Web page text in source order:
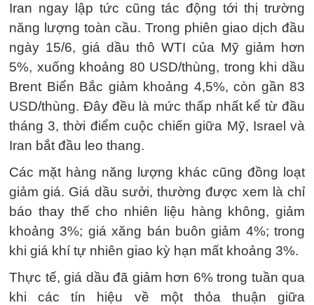
Iran ngay lập tức cũng tác động tới thị trường
năng lượng toàn cầu. Trong phiên giao dịch đầu
ngày 15/6, giá dầu thô WTI của Mỹ giảm hơn
5%, xuống khoảng 80 USD/thùng, trong khi dầu
Brent Biển Bắc giảm khoảng 4,5%, còn gần 83
USD/thùng. Đây đều là mức thấp nhất kể từ đầu
tháng 3, thời điểm cuộc chiến giữa Mỹ, Israel và
Iran bắt đầu leo thang.
Các mặt hàng năng lượng khác cũng đồng loạt
giảm giá. Giá dầu sưởi, thường được xem là chỉ
báo thay thế cho nhiên liệu hàng không, giảm
khoảng 3%; giá xăng bán buôn giảm 4%; trong
khi giá khí tự nhiên giao kỳ hạn mất khoảng 3%.
Thực tế, giá dầu đã giảm hơn 6% trong tuần qua
khi các tín hiệu về một thỏa thuận giữa